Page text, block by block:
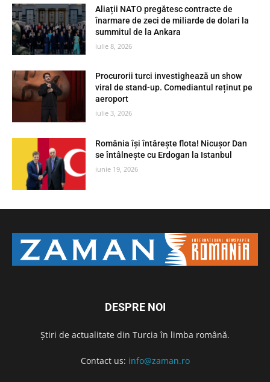
Aliații NATO pregătesc contracte de
înarmare de zeci de miliarde de dolari la
summitul de la Ankara
iulie 8, 2026
Procurorii turci investighează un show
viral de stand-up. Comediantul reținut pe
aeroport
iulie 3, 2026
România își întărește flota! Nicușor Dan
se întâlnește cu Erdogan la Istanbul
iunie 19, 2026
DESPRE NOI
Știri de actualitate din Turcia în limba română.
Contact us: info@zaman.ro